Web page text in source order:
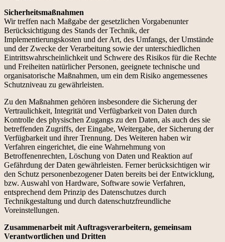
Sicherheitsmaßnahmen
Wir treffen nach Maßgabe der gesetzlichen Vorgabenunter
Berücksichtigung des Stands der Technik, der
Implementierungskosten und der Art, des Umfangs, der Umstände
und der Zwecke der Verarbeitung sowie der unterschiedlichen
Eintrittswahrscheinlichkeit und Schwere des Risikos für die Rechte
und Freiheiten natürlicher Personen, geeignete technische und
organisatorische Maßnahmen, um ein dem Risiko angemessenes
Schutzniveau zu gewährleisten.
Zu den Maßnahmen gehören insbesondere die Sicherung der
Vertraulichkeit, Integrität und Verfügbarkeit von Daten durch
Kontrolle des physischen Zugangs zu den Daten, als auch des sie
betreffenden Zugriffs, der Eingabe, Weitergabe, der Sicherung der
Verfügbarkeit und ihrer Trennung. Des Weiteren haben wir
Verfahren eingerichtet, die eine Wahrnehmung von
Betroffenenrechten, Löschung von Daten und Reaktion auf
Gefährdung der Daten gewährleisten. Ferner berücksichtigen wir
den Schutz personenbezogener Daten bereits bei der Entwicklung,
bzw. Auswahl von Hardware, Software sowie Verfahren,
entsprechend dem Prinzip des Datenschutzes durch
Technikgestaltung und durch datenschutzfreundliche
Voreinstellungen.
Zusammenarbeit mit Auftragsverarbeitern, gemeinsam
Verantwortlichen und Dritten